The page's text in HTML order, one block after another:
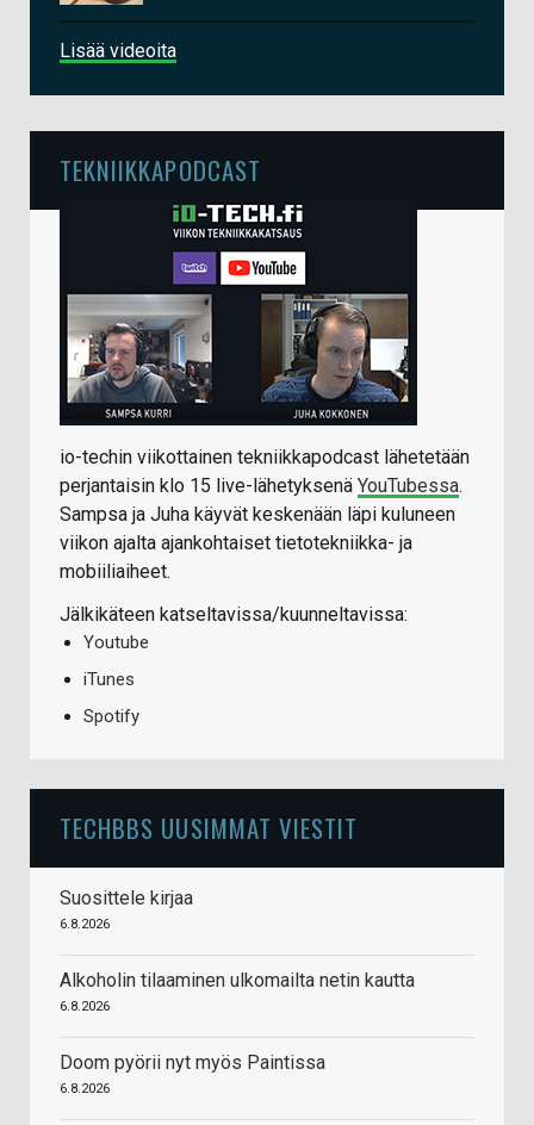
Lisää videoita
TEKNIIKKAPODCAST
io-techin viikottainen tekniikkapodcast lähetetään
perjantaisin klo 15 live-lähetyksenä YouTubessa.
Sampsa ja Juha käyvät keskenään läpi kuluneen
viikon ajalta ajankohtaiset tietotekniikka- ja
mobiiliaiheet.
Jälkikäteen katseltavissa/kuunneltavissa:
Youtube
iTunes
Spotify
TECHBBS UUSIMMAT VIESTIT
Suosittele kirjaa
6.8.2026
Alkoholin tilaaminen ulkomailta netin kautta
6.8.2026
Doom pyörii nyt myös Paintissa
6.8.2026